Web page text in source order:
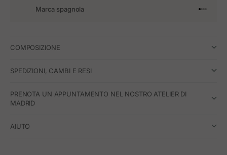
Marca spagnola Vai
Vai
Vai
Vai
COMPOSIZIONE
SPEDIZIONI, CAMBI E RESI
PRENOTA UN APPUNTAMENTO NEL NOSTRO ATELIER DI
MADRID
AIUTO